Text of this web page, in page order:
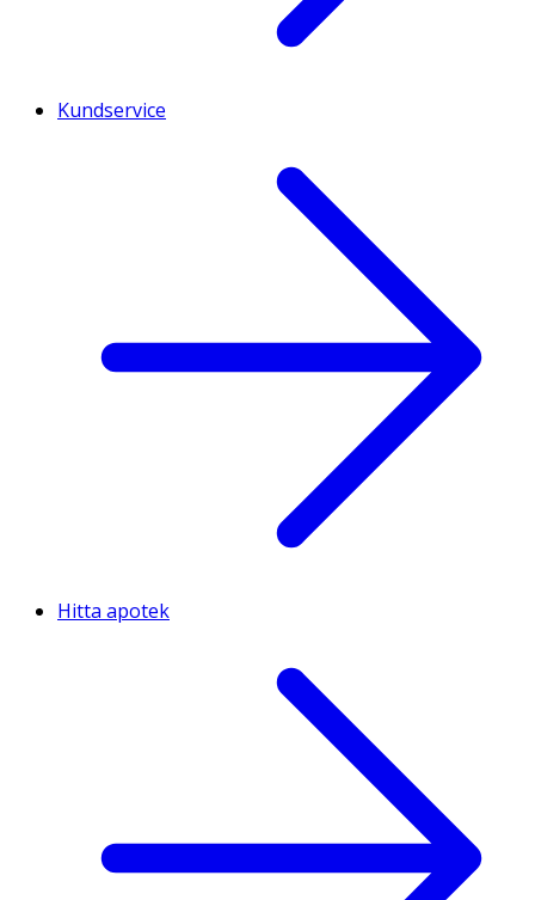
Kundservice
Hitta apotek